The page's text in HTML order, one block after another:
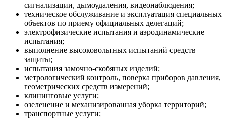
сигнализации, дымоудаления, видеонаблюдения;
техническое обслуживание и эксплуатация специальных
объектов по приему официальных делегаций;
электрофизические испытания и аэродинамические
испытания;
выполнение высоковольтных испытаний средств
защиты;
испытания замочно-скобяных изделий;
метрологический контроль, поверка приборов давления,
геометрических средств измерений;
клининговые услуги;
озеленение и механизированная уборка территорий;
транспортные услуги;